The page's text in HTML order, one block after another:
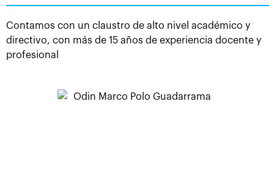
Contamos con un claustro de alto nivel académico y
directivo, con más de 15 años de experiencia docente y
profesional